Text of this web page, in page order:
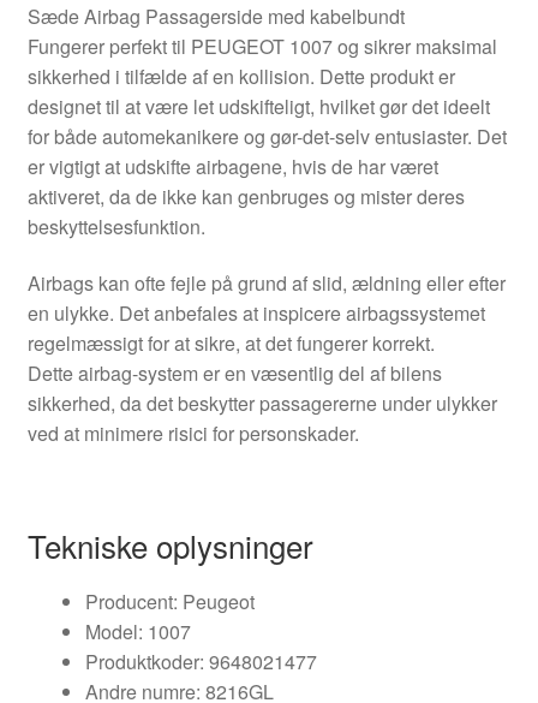
Sæde Airbag Passagerside med kabelbundt
Fungerer perfekt til PEUGEOT 1007 og sikrer maksimal
sikkerhed i tilfælde af en kollision. Dette produkt er
designet til at være let udskifteligt, hvilket gør det ideelt
for både automekanikere og gør-det-selv entusiaster. Det
er vigtigt at udskifte airbagene, hvis de har været
aktiveret, da de ikke kan genbruges og mister deres
beskyttelsesfunktion.
Airbags kan ofte fejle på grund af slid, ældning eller efter
en ulykke. Det anbefales at inspicere airbagssystemet
regelmæssigt for at sikre, at det fungerer korrekt.
Dette airbag-system er en væsentlig del af bilens
sikkerhed, da det beskytter passagererne under ulykker
ved at minimere risici for personskader.
Tekniske oplysninger
Producent: Peugeot
Model: 1007
Produktkoder: 9648021477
Andre numre: 8216GL